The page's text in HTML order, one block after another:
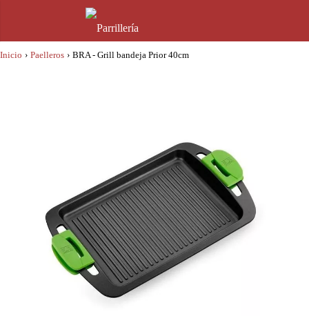
Inicio › Paelleros › BRA - Grill bandeja Prior 40cm